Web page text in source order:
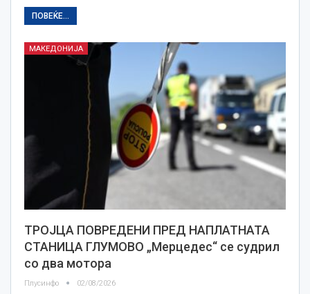
ПОВЕЌЕ...
МАКЕДОНИЈА
ТРОЈЦА ПОВРЕДЕНИ ПРЕД НАПЛАТНАТА
СТАНИЦА ГЛУМОВО „Мерцедес“ се судрил
со два мотора
Плусинфо 02/08/2026